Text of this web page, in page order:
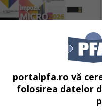
2026 Fara erori fara
Vreau acest produs →
va plati impozit
portalpfa.ro vă
folosirea datelor